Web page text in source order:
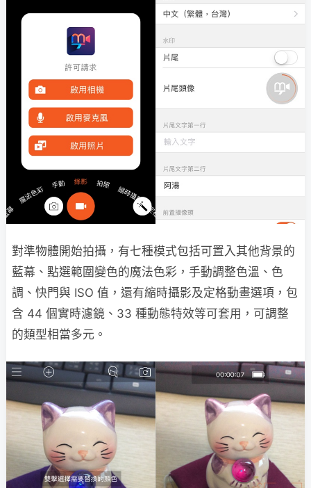
對準物體開始拍攝，有七種模式包括可置入其他背景的
藍幕、點選範圍變色的魔法色彩，手動調整色溫、色
調、快門與 ISO 值，還有縮時攝影及定格動畫選項，包
含 44 個實時濾鏡、33 種動態特效等可套用，可調整
的類型相當多元。